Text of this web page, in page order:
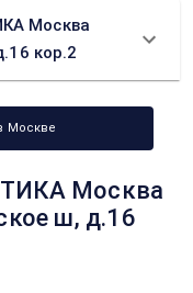
Москва
кор.2
Москве
Москва
ш, д.16